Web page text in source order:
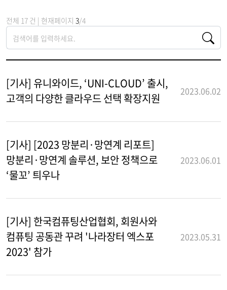
전체 17 건 | 현재페이지 3/4
[기사] 유니와이드, ‘UNI-CLOUD’ 출시,
고객의 다양한 클라우드 선택 확장지원
2023.06.02
[기사] [2023 망분리·망연계 리포트]
망분리·망연계 솔루션, 보안 정책으로
‘물꼬’ 틔우나
2023.06.01
[기사] 한국컴퓨팅산업협회, 회원사와
컴퓨팅 공동관 꾸려 '나라장터 엑스포
2023' 참가
2023.05.31